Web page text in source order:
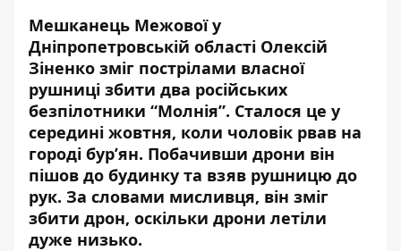
Мешканець Межової у
Дніпропетровській області Олексій
Зіненко зміг пострілами власної
рушниці збити два російських
безпілотники “Молнія”. Сталося це у
середині жовтня, коли чоловік рвав на
городі бур’ян. Побачивши дрони він
пішов до будинку та взяв рушницю до
рук. За словами мисливця, він зміг
збити дрон, оскільки дрони летіли
дуже низько.